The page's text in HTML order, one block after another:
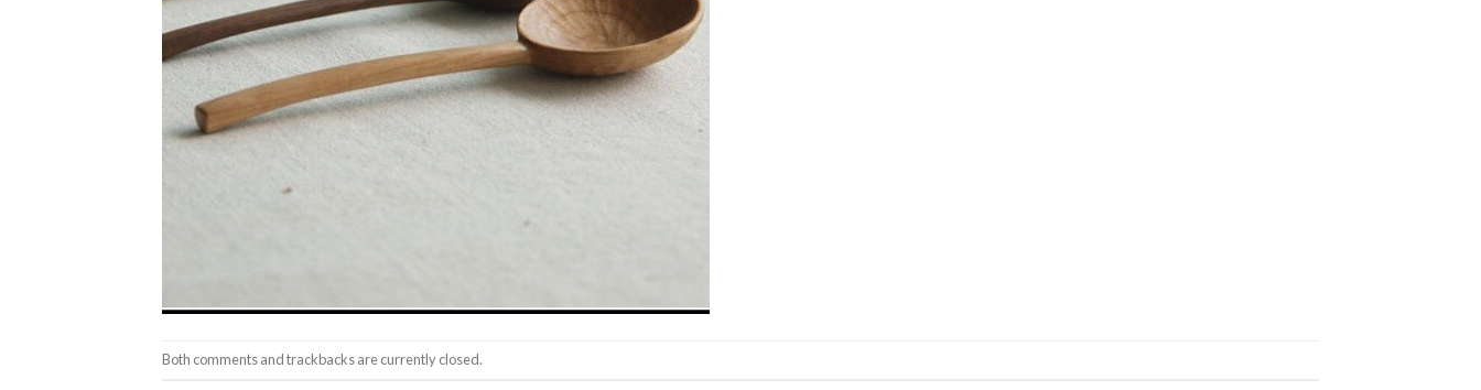
Both comments and trackbacks are currently closed.